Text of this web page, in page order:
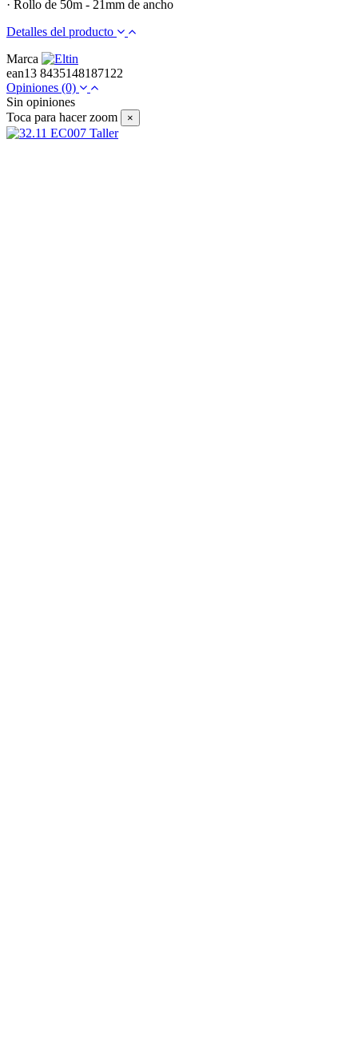
· Rollo de 50m - 21mm de ancho
Detalles del producto
Marca
ean13 8435148187122
Opiniones (0)
Sin opiniones
Toca para hacer zoom
×